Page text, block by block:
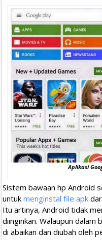
Aplikasi
Sistem bawaan hp Android
untuk menginstal file apk
Itu artinya, Android tidak
diinginkan. Walaupun dalam
di abaikan dan diubah oleh